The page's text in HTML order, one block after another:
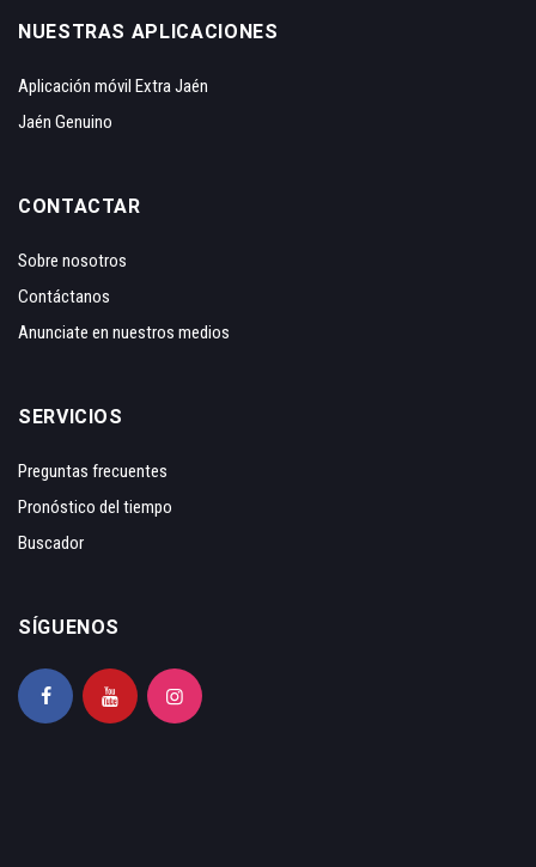
NUESTRAS APLICACIONES
Aplicación móvil Extra Jaén
Jaén Genuino
CONTACTAR
Sobre nosotros
Contáctanos
Anunciate en nuestros medios
SERVICIOS
Preguntas frecuentes
Pronóstico del tiempo
Buscador
SÍGUENOS